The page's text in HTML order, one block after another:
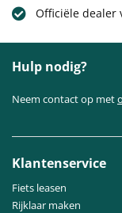
Officiële dealer
Hulp nodig?
Neem contact op met
Klantenservice
Fiets leasen
Rijklaar maken